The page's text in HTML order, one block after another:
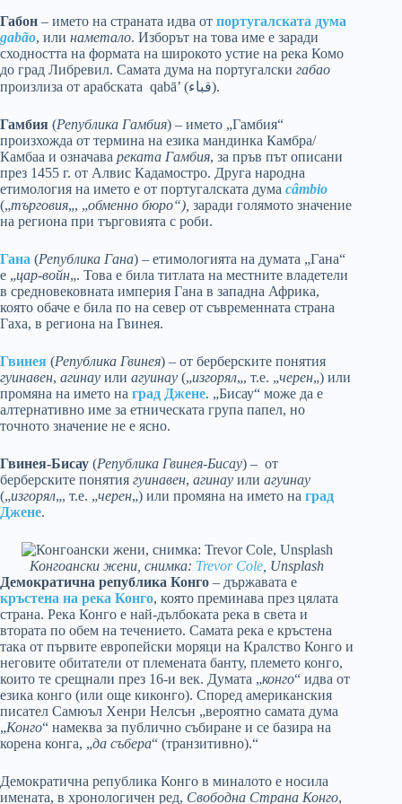
Габон – името на страната идва от португалската дума
gabão, или наметало. Изборът на това име е заради
сходността на формата на широкото устие на река Комо
до град Либревил. Самата дума на португалски габао
произлиза от арабската qabā’ (قباء‎).
Гамбия (Република Гамбия) – името „Гамбия“
произхожда от термина на езика мандинка Камбра/
Камбаа и означава реката Гамбия, за пръв път описани
през 1455 г. от Алвис Кадамостро. Друга народна
етимология на името е от португалската дума câmbio
(„търговия„, „обменно бюро“), заради голямото значение
на региона при търговията с роби.
Гана (Република Гана) – етимологията на думата „Гана“
е „цар-войн„. Това е била титлата на местните владетели
в средновековната империя Гана в западна Африка,
която обаче е била по на север от съвременната страна
Гаха, в региона на Гвинея.
Гвинея (Република Гвинея) – от берберските понятия
гуинавен, агинау или агуинау („изгорял„, т.е. „черен„) или
промяна на името на град Джене. „Бисау“ може да е
алтернативно име за етническата група папел, но
точното значение не е ясно.
Гвинея-Бисау (Република Гвинея-Бисау) – от
берберските понятия гуинавен, агинау или агуинау
(„изгорял„, т.е. „черен„) или промяна на името на град
Джене.
Конгоански жени, снимка: Trevor Cole , Unsplash
Демократична република Конго – държавата е
кръстена на река Конго, която преминава през цялата
страна. Река Конго е най-дълбоката река в света и
втората по обем на течението. Самата река е кръстена
така от първите европейски моряци на Кралство Конго и
неговите обитатели от племената банту, племето конго,
които те срещнали през 16-и век. Думата „конго“ идва от
езика конго (или още киконго). Според американския
писател Самюъл Хенри Нелсън „вероятно самата дума
„Конго“ намеква за публично събиране и се базира на
корена конга, „да събера“ (транзитивно).“
Демократична република Конго в миналото е носила
имената, в хронологичен ред, Свободна Страна Конго,